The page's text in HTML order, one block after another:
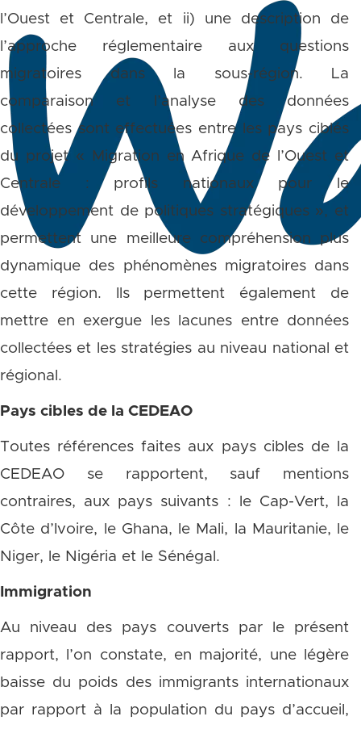
l’Ouest et Centrale, et ii) une description de
l’approche réglementaire aux questions
migratoires dans la sous-région. La
comparaison et l’analyse des données
collectées sont effectuées entre les pays ciblés
du projet « Migration en Afrique de l’Ouest et
Centrale : profils nationaux pour le
développement de politiques stratégiques », et
permettent une meilleure compréhension plus
dynamique des phénomènes migratoires dans
cette région. Ils permettent également de
mettre en exergue les lacunes entre données
collectées et les stratégies au niveau national et
régional.
Pays cibles de la CEDEAO
Toutes références faites aux pays cibles de la
CEDEAO se rapportent, sauf mentions
contraires, aux pays suivants : le Cap-Vert, la
Côte d’Ivoire, le Ghana, le Mali, la Mauritanie, le
Niger, le Nigéria et le Sénégal.
Immigration
Au niveau des pays couverts par le présent
rapport, l’on constate, en majorité, une légère
baisse du poids des immigrants internationaux
par rapport à la population du pays d’accueil,